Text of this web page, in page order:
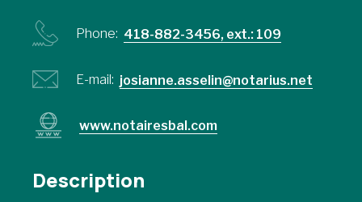
Phone: 418-882-3456, ext.: 109
E-mail: josianne.asselin@notarius.net
www.notairesbal.com
Description